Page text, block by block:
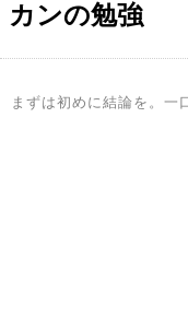
カンの勉強
まずは初めに結論を。一